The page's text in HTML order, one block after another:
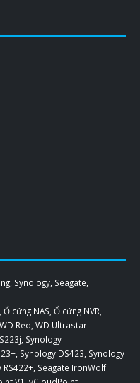
Synology Seagate
Ổ cứng NAS Ổ cứng NVR
WD Red WD Ultrastar
Synology
Synology DS423 Synology
RS422+ Seagate IronWolf